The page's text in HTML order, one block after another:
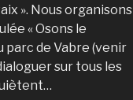
». Nous organisons
« Osons le
parc de Vabre (venir
sur tous les